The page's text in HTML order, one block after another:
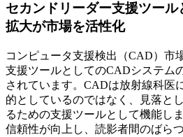
セカンドリーダー支援ツー
拡大が市場を活性化
コンピュータ支援検出（CAD）市
支援ツールとしてのCADシステム
されています。CADは放射線科医
的としているのではなく、見落と
るための支援ツールとして機能し
信頼性が向上し、読影者間のばら